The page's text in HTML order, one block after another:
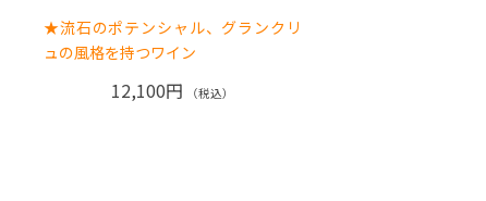
★流石のポテンシャル、グランクリ
ュの風格を持つワイン
12,100円 （税込）